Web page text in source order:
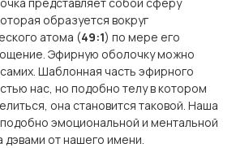
образуется вокруг
атома (49:1) по мере его
Эфирную оболочку можно
Шаблонная часть эфирного
нас, но подобно телу в котором
она становится таковой. Наша
эмоциональной и ментальной
от нашего имени.